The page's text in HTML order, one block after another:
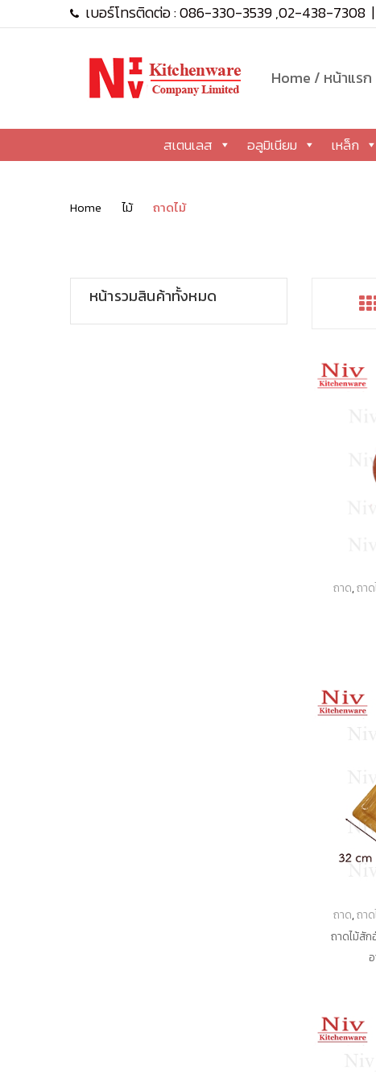
เบอร์โทรติดต่อ :086-330-3539,02-438-7308 |
Home / หน้าแรก
สเตนเลส อลูมิเนียม เหล็ก
Home ไม้ ถาดไม้
หน้ารวมสินค้าทั้งหมด
ถาด,ถา
ถาด,ถา
ถาดไม้สัก